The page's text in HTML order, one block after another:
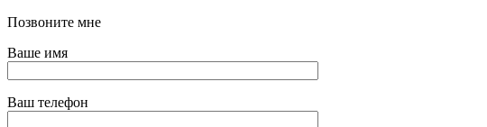
Позвоните мне
Ваше имя
Ваш телефон